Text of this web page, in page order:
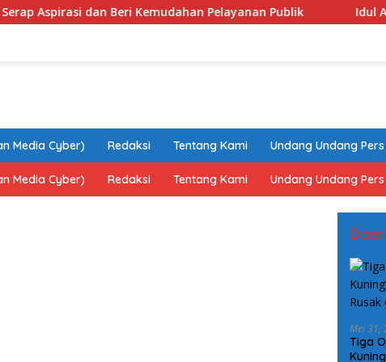
Pelayanan Publik Idul Adha 1447 H, PKS Kota
Media Cyber) Redaksi Tentang Kami Undang Undang Pers
Media Cyber) Redaksi Tentang Kami Undang Undang Pers
Mei 31,
Tiga